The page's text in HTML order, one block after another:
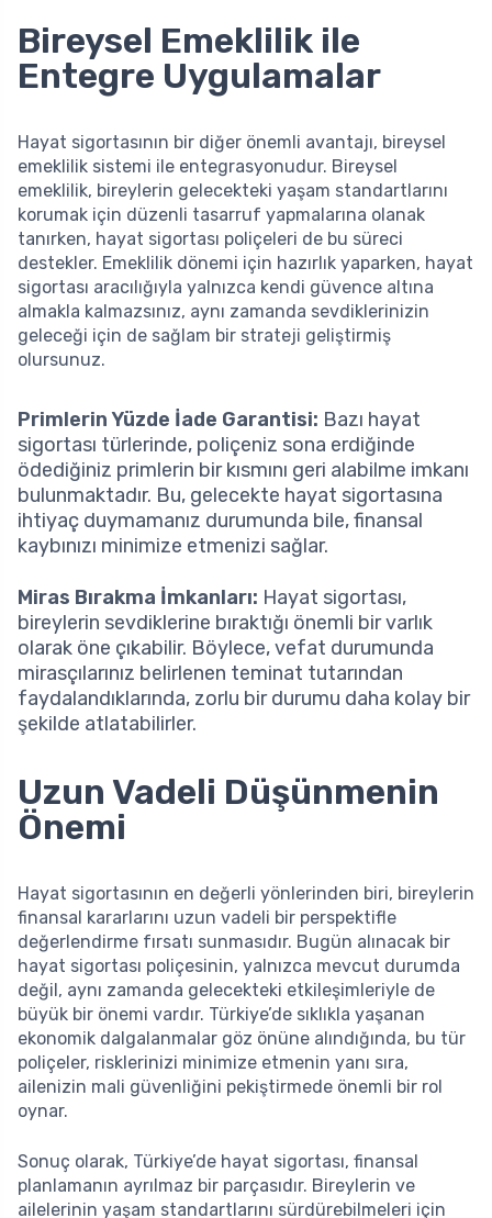
Bireysel Emeklilik ile
Entegre Uygulamalar
Hayat sigortasının bir diğer önemli avantajı, bireysel
emeklilik sistemi ile entegrasyonudur. Bireysel
emeklilik, bireylerin gelecekteki yaşam standartlarını
korumak için düzenli tasarruf yapmalarına olanak
tanırken, hayat sigortası poliçeleri de bu süreci
destekler. Emeklilik dönemi için hazırlık yaparken, hayat
sigortası aracılığıyla yalnızca kendi güvence altına
almakla kalmazsınız, aynı zamanda sevdiklerinizin
geleceği için de sağlam bir strateji geliştirmiş
olursunuz.
Primlerin Yüzde İade Garantisi: Bazı hayat
sigortası türlerinde, poliçeniz sona erdiğinde
ödediğiniz primlerin bir kısmını geri alabilme imkanı
bulunmaktadır. Bu, gelecekte hayat sigortasına
ihtiyaç duymamanız durumunda bile, finansal
kaybınızı minimize etmenizi sağlar.
Miras Bırakma İmkanları: Hayat sigortası,
bireylerin sevdiklerine bıraktığı önemli bir varlık
olarak öne çıkabilir. Böylece, vefat durumunda
mirasçılarınız belirlenen teminat tutarından
faydalandıklarında, zorlu bir durumu daha kolay bir
şekilde atlatabilirler.
Uzun Vadeli Düşünmenin
Önemi
Hayat sigortasının en değerli yönlerinden biri, bireylerin
finansal kararlarını uzun vadeli bir perspektifle
değerlendirme fırsatı sunmasıdır. Bugün alınacak bir
hayat sigortası poliçesinin, yalnızca mevcut durumda
değil, aynı zamanda gelecekteki etkileşimleriyle de
büyük bir önemi vardır. Türkiye’de sıklıkla yaşanan
ekonomik dalgalanmalar göz önüne alındığında, bu tür
poliçeler, risklerinizi minimize etmenin yanı sıra,
ailenizin mali güvenliğini pekiştirmede önemli bir rol
oynar.
Sonuç olarak, Türkiye’de hayat sigortası, finansal
planlamanın ayrılmaz bir parçasıdır. Bireylerin ve
ailelerinin yaşam standartlarını sürdürebilmeleri için